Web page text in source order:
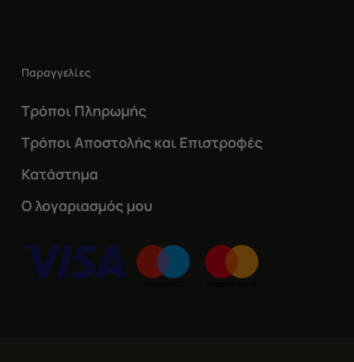
Παραγγελίες
Τρόποι Πληρωμής
Τρόποι Αποστολής και Επιστροφές
Κατάστημα
Ο λογαριασμός μου